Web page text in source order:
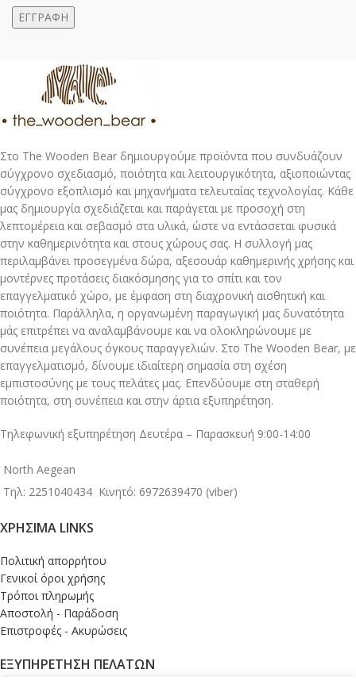
Στο The Wooden Bear δημιουργούμε προϊόντα που συνδυάζουν
σύγχρονο σχεδιασμό, ποιότητα και λειτουργικότητα, αξιοποιώντας
σύγχρονο εξοπλισμό και μηχανήματα τελευταίας τεχνολογίας. Κάθε
μας δημιουργία σχεδιάζεται και παράγεται με προσοχή στη
λεπτομέρεια και σεβασμό στα υλικά, ώστε να εντάσσεται φυσικά
στην καθημερινότητα και στους χώρους σας. Η συλλογή μας
περιλαμβάνει προσεγμένα δώρα, αξεσουάρ καθημερινής χρήσης και
μοντέρνες προτάσεις διακόσμησης για το σπίτι και τον
επαγγελματικό χώρο, με έμφαση στη διαχρονική αισθητική και
ποιότητα. Παράλληλα, η οργανωμένη παραγωγική μας δυνατότητα
μάς επιτρέπει να αναλαμβάνουμε και να ολοκληρώνουμε με
συνέπεια μεγάλους όγκους παραγγελιών. Στο The Wooden Bear, με
επαγγελματισμό, δίνουμε ιδιαίτερη σημασία στη σχέση
εμπιστοσύνης με τους πελάτες μας. Επενδύουμε στη σταθερή
ποιότητα, στη συνέπεια και στην άρτια εξυπηρέτηση.
Τηλεφωνική εξυπηρέτηση Δευτέρα – Παρασκευή 9:00-14:00
North Aegean
Τηλ: 2251040434 Κινητό: 6972639470 (viber)
ΧΡΉΣΙΜΑ LINKS
Πολιτική απορρήτου
Γενικοί όροι χρήσης
Τρόποι πληρωμής
Αποστολή - Παράδοση
Επιστροφές - Ακυρώσεις
ΕΞΥΠΗΡΕΤΗΣΗ ΠΕΛΑΤΩΝ